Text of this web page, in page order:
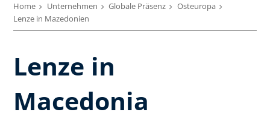
Home Unternehmen Globale Präsenz
Osteuropa
Lenze in Mazedonien
Lenze in
Macedonia